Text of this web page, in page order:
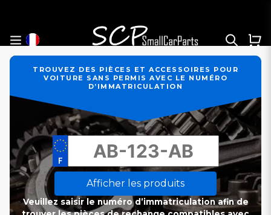
TROUVEZ DES PIÈCES ET ACCESSOIRES POUR
VOITURE SANS PERMIS AVEC LE NUMÉRO
D’IMMATRICULATION
Afficher les produits
Veuillez saisir le numéro d’immatriculation afin de